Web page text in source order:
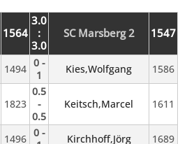
1564
3.0
:
3.0
SC Marsberg 2 1547
1494 0 -
1
Kies,Wolfgang 1586
1823
0.5
-
0.5
Keitsch,Marcel 1611
1496 0 -
Kirchhoff,Jörg 1689